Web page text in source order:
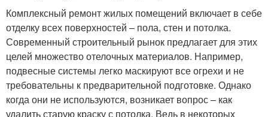
Комплексный ремонт жилых помещений включает в себе
отделку всех поверхностей – пола, стен и потолка.
Современный строительный рынок предлагает для этих
целей множество отелочных материалов. Например,
подвесные системы легко маскируют все огрехи и не
требовательны к предварительной подготовке. Однако
когда они не используются, возникает вопрос – как
удалить старую краску с потолка. Ведь в некоторых